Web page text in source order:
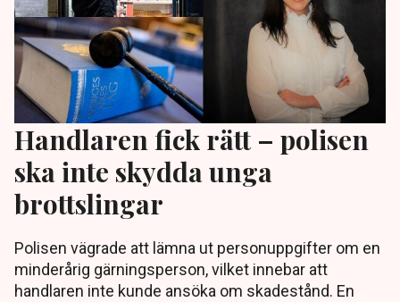
Handlaren fick rätt – polisen
ska inte skydda unga
brottslingar
Polisen vägrade att lämna ut personuppgifter om en
minderårig gärningsperson, vilket innebar att
handlaren inte kunde ansöka om skadestånd. En